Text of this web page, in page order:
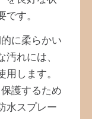
です。
に柔らかい
汚れには、
用します。
護するため
水スプレー